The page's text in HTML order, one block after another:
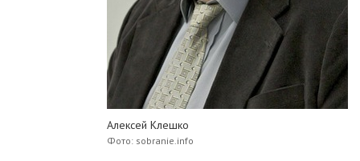
Алексей Клешко
Фото: sobranie.info